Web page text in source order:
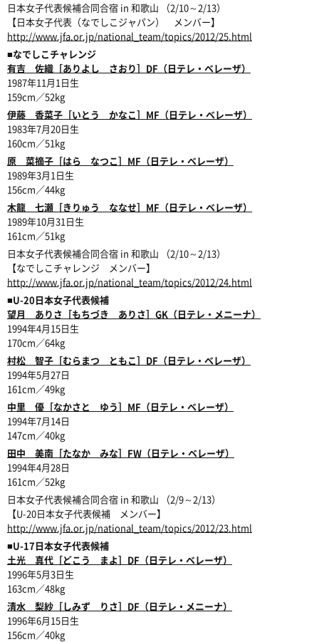
日本女子代表候補合同合宿 in 和歌山 （2/10～2/13）
【日本女子代表（なでしこジャパン） メンバー】
http://www.jfa.or.jp/national_team/topics/2012/25.html
■なでしこチャレンジ
有吉 佐織［ありよし さおり］DF（日テレ・ベレーザ）
1987年11月1日生
159cm／52kg
伊藤 香菜子［いとう かなこ］MF（日テレ・ベレーザ）
1983年7月20日生
160cm／51kg
原 菜摘子［はら なつこ］MF（日テレ・ベレーザ）
1989年3月1日生
156cm／44kg
木龍 七瀬［きりゅう ななせ］MF（日テレ・ベレーザ）
1989年10月31日生
161cm／51kg
日本女子代表候補合同合宿 in 和歌山 （2/10～2/13）
【なでしこチャレンジ メンバー】
http://www.jfa.or.jp/national_team/topics/2012/24.html
■U-20日本女子代表候補
望月 ありさ［もちづき ありさ］GK（日テレ・メニーナ）
1994年4月15日生
170cm／64kg
村松 智子［むらまつ ともこ］DF（日テレ・ベレーザ）
1994年5月27日
161cm／49kg
中里 優［なかさと ゆう］MF（日テレ・ベレーザ）
1994年7月14日
147cm／40kg
田中 美南［たなか みな］FW（日テレ・ベレーザ）
1994年4月28日
161cm／52kg
日本女子代表候補合同合宿 in 和歌山 （2/9～2/13）
【U-20日本女子代表候補 メンバー】
http://www.jfa.or.jp/national_team/topics/2012/23.html
■U-17日本女子代表候補
土光 真代［どこう まよ］DF（日テレ・ベレーザ）
1996年5月3日生
163cm／48kg
清水 梨紗［しみず りさ］DF（日テレ・メニーナ）
1996年6月15日生
156cm／40kg